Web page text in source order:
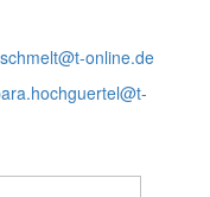
online.de